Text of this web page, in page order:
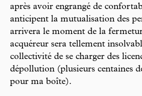
après avoir engrangé de
anticipent la mutualisation des
arrivera le moment de la
acquéreur sera tellement
collectivité de se charger des
dépollution (plusieurs centaines
pour ma boîte).